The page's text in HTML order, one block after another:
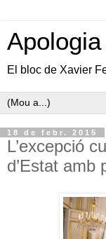
El bloc de Xavier
18 de febr. 2015
L’excepció
d’Estat amb